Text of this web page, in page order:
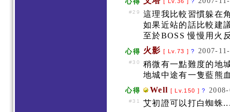
#29
這理我比較習慣躲在
如果近站的話比較建
至於BOSS 慢慢用火
心得 火影 [ Lv.73 ]? 2007-
#30
稍微有一點難度的地
地城中途有一隻藍熊
心得 Well [ Lv.150 ]?
#31 艾初證可以打白蜘蛛